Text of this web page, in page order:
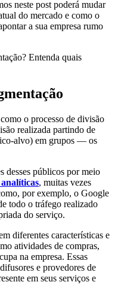
neste post poderá mudar
do mercado e como o
a sua empresa rumo
o processo de divisão
realizada partindo de
alvo) em grupos — os
desses públicos por meio
, muitas vezes
por exemplo, o Google
todo o tráfego realizado
do serviço.
diferentes características e
atividades de compras,
na empresa. Essas
e provedores de
em seus serviços e